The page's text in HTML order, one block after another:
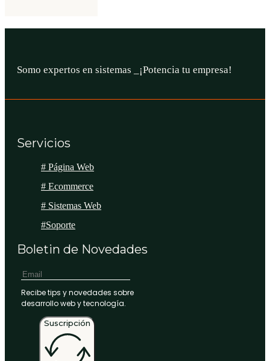
Somo expertos en sistemas ¡Potencia tu empresa!
Servicios
# Página Web
# Ecommerce
# Sistemas Web
#Soporte
Boletin de Novedades
Recibe tips y novedades sobre
desarrollo web y tecnología.
Suscripción